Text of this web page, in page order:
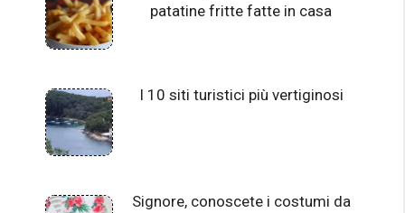
patatine fritte fatte in casa
I 10 siti turistici più vertiginosi
Signore, conoscete i costumi da